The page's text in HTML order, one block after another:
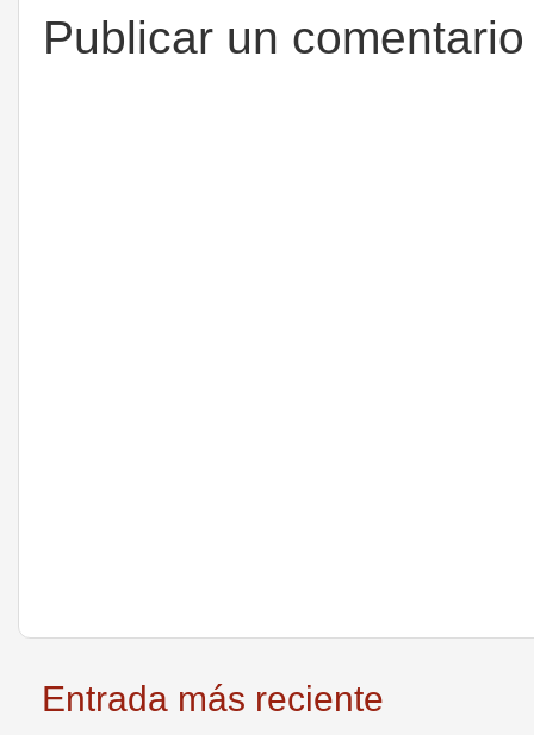
Publicar un comentario
Entrada más reciente